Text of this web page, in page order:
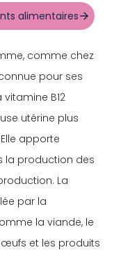
alimentaires
comme chez
pour ses
B12
utérine plus
apporte
la production des
La
par la
la viande, le
œufs et les produits